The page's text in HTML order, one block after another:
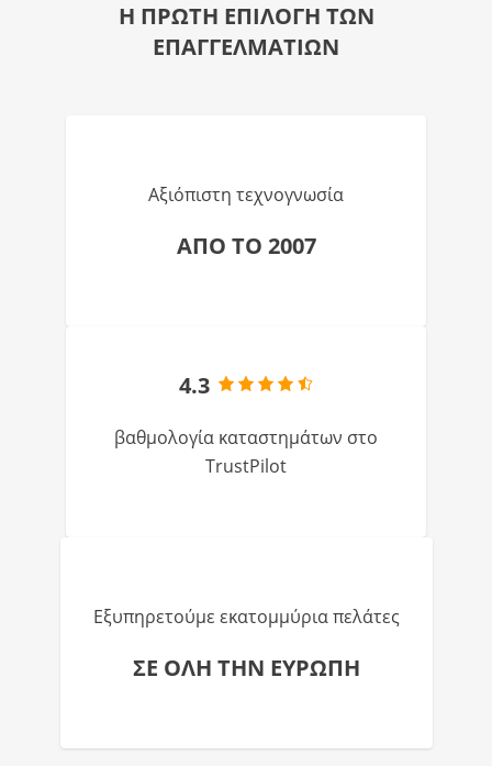
Η ΠΡΩΤΗ ΕΠΙΛΟΓΗ ΤΩΝ
ΕΠΑΓΓΕΛΜΑΤΙΩΝ
Αξιόπιστη τεχνογνωσία
ΑΠΟ ΤΟ 2007
4.3
βαθμολογία καταστημάτων στο
TrustPilot
Εξυπηρετούμε εκατομμύρια πελάτες
ΣΕ ΟΛΗ ΤΗΝ ΕΥΡΩΠΗ